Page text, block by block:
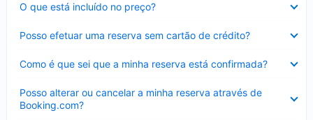
O que está incluído no preço?
fechado
Posso efetuar uma reserva sem cartão de crédito?
fechado
Como é que sei que a minha reserva está confirmada?
fechado
Posso alterar ou cancelar a minha reserva através de
Booking.com?
fechado